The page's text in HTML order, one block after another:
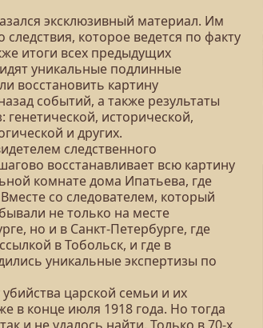
эксклюзивный материал. Им
следствия, которое ведется по факту
итоги всех предыдущих
уникальные подлинные
восстановить картину
событий, а также результаты
исторической,
и других.
следственного
восстанавливает всю картину
комнате дома Ипатьева, где
со следователем, который
не только на месте
но и в Санкт-Петербурге, где
в Тобольск, и где в
уникальные экспертизы по
царской семьи и их
в конце июля 1918 года. Но тогда